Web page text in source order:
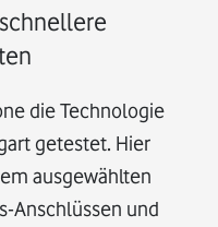
die Technologie
getestet. Hier
ausgewählten
Anschlüssen und